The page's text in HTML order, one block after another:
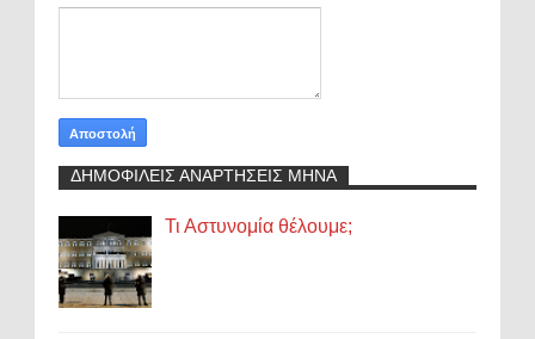
ΔΗΜΟΦΙΛΕΙΣ ΑΝΑΡΤΗΣΕΙΣ ΜΗΝΑ
Τι Αστυνομία θέλουμε;